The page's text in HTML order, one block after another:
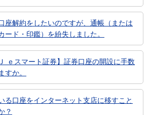
座解約をしたいのですが、通帳（または
ード・印鑑）を紛失しました。
ｅスマート証券】証券口座の開設に手数
すか。
る口座をインターネット支店に移すこと
？